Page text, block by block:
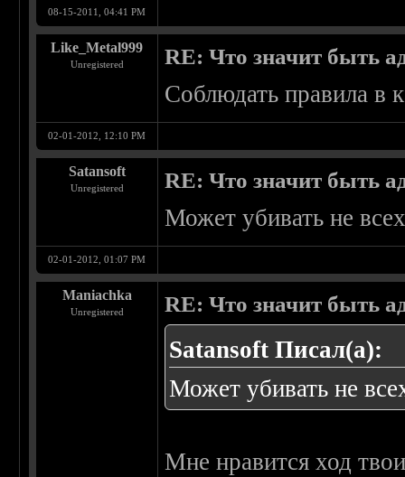
08-15-2011, 04:41 PM
Like_Metal999
Unregistered RE: Что значит быть
Соблюдать правила в
02-01-2012, 12:10 PM
Satansoft
Unregistered RE: Что значит быть
Может убивать не
02-01-2012, 01:07 PM
Maniachka
Unregistered RE: Что значит быть
Satansoft Писал(а):
Может убивать не
Мне нравится ход